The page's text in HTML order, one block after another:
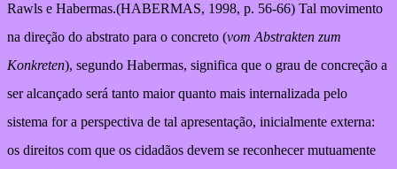
Rawls e Habermas.(HABERMAS, 1998, p. 56-66) Tal movimento
na direção do abstrato para o concreto (vom Abstrakten zum
Konkreten), segundo Habermas, significa que o grau de concreção a
ser alcançado será tanto maior quanto mais internalizada pelo
sistema for a perspectiva de tal apresentação, inicialmente externa:
os direitos com que os cidadãos devem se reconhecer mutuamente